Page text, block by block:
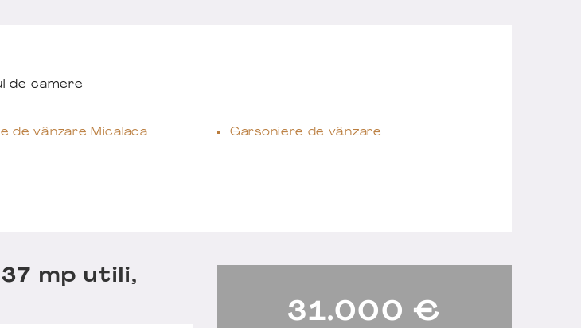
de camere
de vânzare Micalaca Garsoniere de vânzare
mp utili,
31.000 €